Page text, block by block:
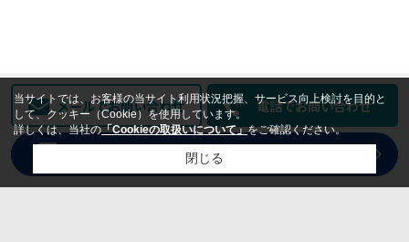
メールでお問い合わせ 電話でお問い合わせ
WEBからラクラク無料依頼 売却査定
当サイトでは、お客様の当サイト利用状況把握、サービス向上検討を目的と
して、クッキー（Cookie）を使用しています。
詳しくは、当社の「Cookieの取扱いについて」をご確認ください。
閉じる